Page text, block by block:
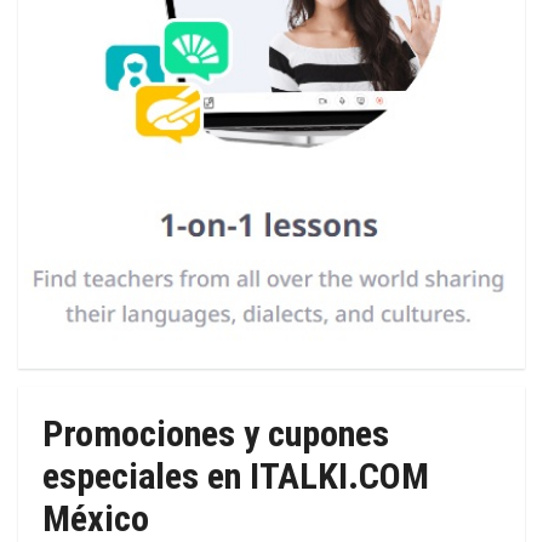
Promociones y cupones
especiales en ITALKI.COM
México